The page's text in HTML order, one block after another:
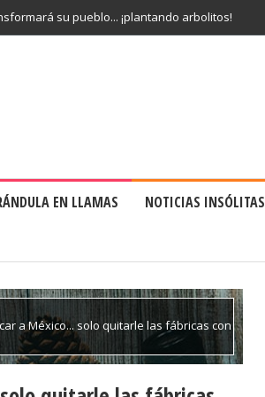
su pueblo... ¡plantando arbolitos!
EN LLAMAS NOTICIAS INSÓLITAS
a México... solo quitarle las fábricas con